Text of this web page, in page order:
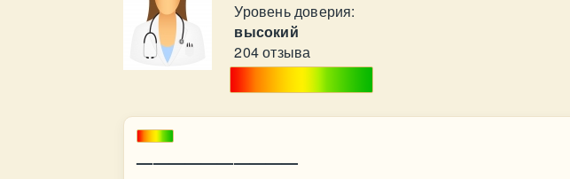
Уровень доверия:
высокий
204 отзыва
——————————